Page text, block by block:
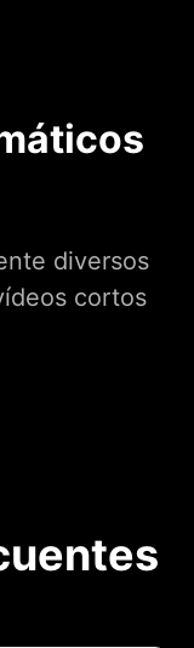
diversos
cortos